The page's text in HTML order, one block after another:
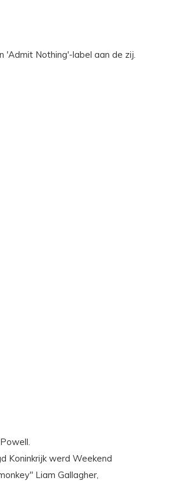
'Admit Nothing'-label aan de zij.
Koninkrijk werd Weekend
Liam Gallagher,